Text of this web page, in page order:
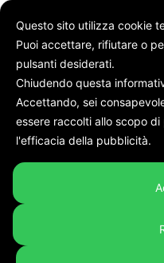
Polizia di stato
Tag:polizia di
Questo sito utilizza cookie
Puoi accettare, rifiutare o
pulsanti desiderati.
Chiudendo questa
Accettando, sei
essere raccolti allo scopo
l'efficacia della pubblicità.